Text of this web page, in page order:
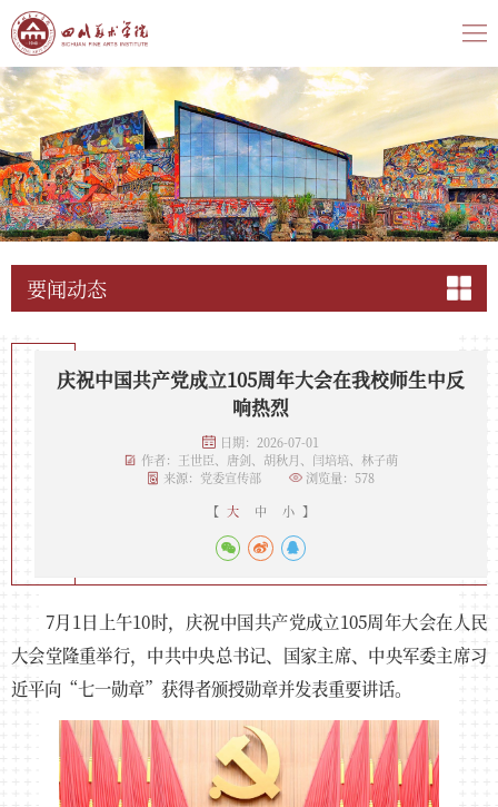
要闻动态
庆祝中国共产党成立105周年大会在我校师生中反
响热烈
日期：2026-07-01
作者：王世臣、唐剑、胡秋月、闫培培、林子萌
来源：党委宣传部
浏览量：578
【 大 中 小 】
7月1日上午10时，庆祝中国共产党成立105周年大会在人民
大会堂隆重举行，中共中央总书记、国家主席、中央军委主席习
近平向“七一勋章”获得者颁授勋章并发表重要讲话。